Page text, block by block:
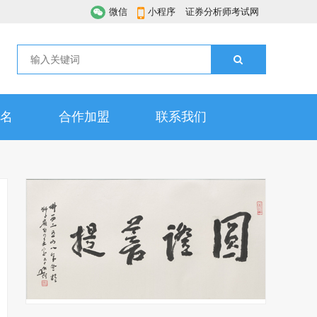
微信 小程序 证券分析师考试网
合作加盟 联系我们